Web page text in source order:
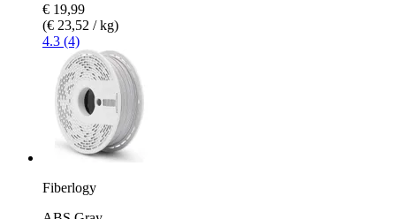
€ 19,99
(€ 23,52 / kg)
4.3 (4)
Fiberlogy